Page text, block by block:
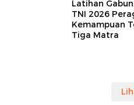
Latihan
TNI 2026
Kemampuan
Tiga Matra